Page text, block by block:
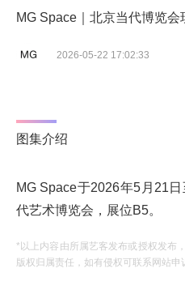
MG Space｜北京当代博览会
2026-05-22 17:02:33
图集介绍
MG Space于2026年5月21
代艺术博览会，展位B5。
*以上内容由所属艺客发布或授权发布
版权归属责任，如有侵权可联系网站申